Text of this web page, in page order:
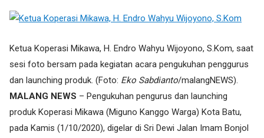
Ketua Koperasi Mikawa, H. Endro Wahyu Wijoyono, S.Kom, saat
sesi foto bersam pada kegiatan acara pengukuhan penggurus
dan launching produk. (Foto: Eko Sabdianto/malangNEWS).
MALANG NEWS – Pengukuhan pengurus dan launching
produk Koperasi Mikawa (Miguno Kanggo Warga) Kota Batu,
pada Kamis (1/10/2020), digelar di Sri Dewi Jalan Imam Bonjol